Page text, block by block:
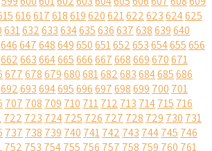
616617618619620621622623624625
631632633634635636637638639640
646647648649650651652653654655656
662663664665666667668669670671
677678679680681682683684685686
692693694695696697698699 700 701
707 708 709 710 711712 713 714715 716
722 723 724725 726 727 728 729 730 731
737 738 739 740 741742 743 744745 746
752 753 754755 756 757 758 759 760 761